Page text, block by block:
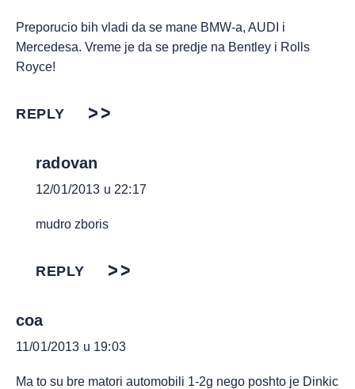
Preporucio bih vladi da se mane BMW-a, AUDI i
Mercedesa. Vreme je da se predje na Bentley i Rolls
Royce!
REPLY
radovan
12/01/2013 u 22:17
mudro zboris
REPLY
coa
11/01/2013 u 19:03
Ma to su bre matori automobili 1-2g nego poshto je Dinkic